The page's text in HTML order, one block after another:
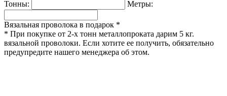
Тонны: Метры:
Вязальная проволока в подарок *
* При покупке от 2-х тонн металлопроката дарим 5 кг.
вязальной проволоки. Если хотите ее получить, обязательно
предупредите нашего менеджера об этом.